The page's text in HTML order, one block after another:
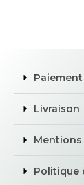
Paiement
Livraison
Mentions
Politique